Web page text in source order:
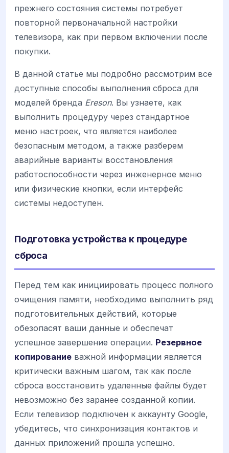
прежнего состояния системы потребует
повторной первоначальной настройки
телевизора, как при первом включении после
покупки.
В данной статье мы подробно рассмотрим все
доступные способы выполнения сброса для
моделей бренда Ereson. Вы узнаете, как
выполнить процедуру через стандартное
меню настроек, что является наиболее
безопасным методом, а также разберем
аварийные варианты восстановления
работоспособности через инженерное меню
или физические кнопки, если интерфейс
системы недоступен.
Подготовка устройства к процедуре
сброса
Перед тем как инициировать процесс полного
очищения памяти, необходимо выполнить ряд
подготовительных действий, которые
обезопасят ваши данные и обеспечат
успешное завершение операции. Резервное
копирование важной информации является
критически важным шагом, так как после
сброса восстановить удаленные файлы будет
невозможно без заранее созданной копии.
Если телевизор подключен к аккаунту Google,
убедитесь, что синхронизация контактов и
данных приложений прошла успешно.